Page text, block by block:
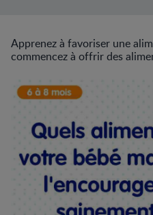
Apprenez à favoriser une
commencez à offrir des